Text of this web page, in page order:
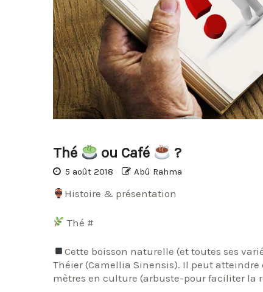
Thé ou Café ?
5 août 2018 Abû Rahma
Histoire & présentation
Thé #
Cette boisson naturelle (et toutes ses
Théier (Camellia Sinensis). Il peut atteindre
mètres en culture (arbuste-pour faciliter la